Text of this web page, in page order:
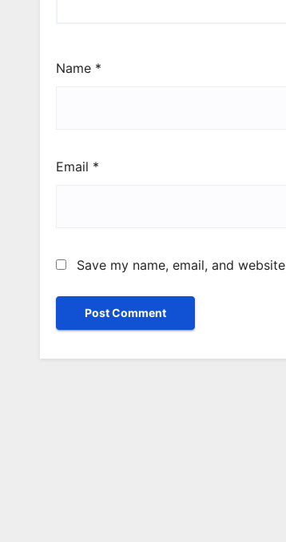
Name *
Email *
Save my name, email, and